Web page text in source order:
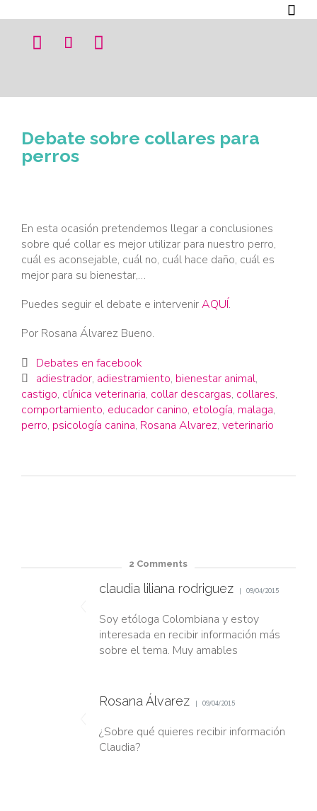

  
Debate sobre collares para
perros
En esta ocasión pretendemos llegar a conclusiones
sobre qué collar es mejor utilizar para nuestro perro,
cuál es aconsejable, cuál no, cuál hace daño, cuál es
mejor para su bienestar,…
Puedes seguir el debate e intervenirAQUÍ.
Por Rosana Álvarez Bueno.
 Category
Debates en facebook
 Tags
adiestrador, adiestramiento, bienestar animal,
castigo, clínica veterinaria, collar descargas, collares,
comportamiento, educador canino, etología, malaga,
perro, psicología canina, Rosana Alvarez, veterinario
2 Comments
claudia liliana rodriguez 09/04/2015
Soy etóloga Colombiana y estoy
interesada en recibir información más
sobre el tema. Muy amables
Rosana Álvarez 09/04/2015
¿Sobre qué quieres recibir información
Claudia?